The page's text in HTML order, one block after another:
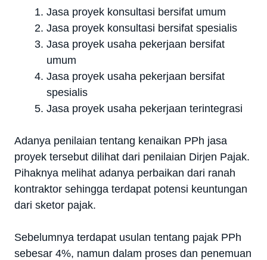
Jasa proyek konsultasi bersifat umum
Jasa proyek konsultasi bersifat spesialis
Jasa proyek usaha pekerjaan bersifat
umum
Jasa proyek usaha pekerjaan bersifat
spesialis
Jasa proyek usaha pekerjaan terintegrasi
Adanya penilaian tentang kenaikan PPh jasa
proyek tersebut dilihat dari penilaian Dirjen Pajak.
Pihaknya melihat adanya perbaikan dari ranah
kontraktor sehingga terdapat potensi keuntungan
dari sketor pajak.
Sebelumnya terdapat usulan tentang pajak PPh
sebesar 4%, namun dalam proses dan penemuan